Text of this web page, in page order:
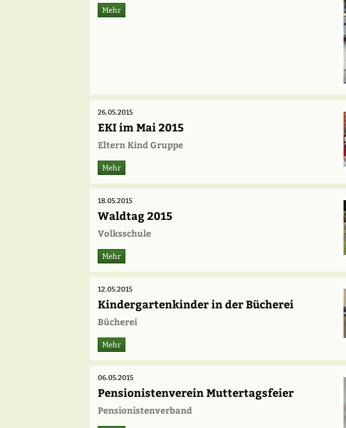
Mehr
26.05.2015
EKI im Mai 2015
Eltern Kind Gruppe
Mehr
18.05.2015
Waldtag 2015
Volksschule
Mehr
12.05.2015
Kindergartenkinder in der Bücherei
Bücherei
Mehr
06.05.2015
Pensionistenverein Muttertagsfeier
Pensionistenverband